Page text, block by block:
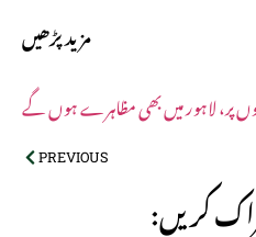
مزید پڑھیں
پر، لاہور میں بھی مظاہرے ہوں گے
PREVIOUS
کریں